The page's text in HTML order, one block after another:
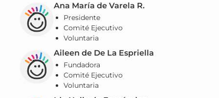
Ana María de Varela R.
Presidente
Comité Ejecutivo
Voluntaria
Aileen de De La Espriella
Fundadora
Comité Ejecutivo
Voluntaria